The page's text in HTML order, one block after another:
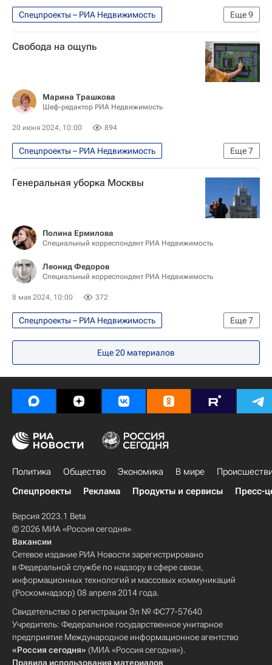
Город: детали – РИА Недвижимость
Большой театр
Садовое кольцо (Москва)
Еще9
Спецпроекты – РИА Недвижимость
Москва Сегодня: мегаполис для жизни
Москва
Городское хозяйство Москвы
Теплоснабжение
МОЭК
Город: детали – РИА Недвижимость
Мосэнерго
Свобода на ощупь
Марина Трашкова
Шеф-редактор РИА Недвижимость
20 июня 2024, 10:00 894
Еще7
Спецпроекты – РИА Недвижимость
Городская среда
Москва
Красноярск
Краснодар
Московский метрополитен
Генеральная уборка Москвы
Полина Ермилова
Специальный корреспондент РИА Недвижимость
Леонид Федоров
Специальный корреспондент РИА Недвижимость
8 мая 2024, 10:00 372
Еще7
Спецпроекты – РИА Недвижимость
Москва Сегодня: мегаполис для жизни
Городское хозяйство Москвы
Комплекс городского хозяйства Москвы
Городская среда
ЖКХ
Благоустройство
Еще20 материалов
Политика Общество Экономика В мире
Спецпроекты
Реклама Продукты и сервисы Пресс-
Версия 2023.1 Beta
© 2026 МИА «Россия сегодня»
Вакансии
Сетевое издание РИА Новости зарегистрировано
в Федеральной службе по надзору в сфере связи,
информационных технологий и массовых коммуникаций
(Роскомнадзор) 08 апреля 2014 года.
Свидетельство о регистрации Эл № ФС77-57640
Учредитель: Федеральное государственное унитарное
предприятие Международное информационное агентство
«Россия сегодня» (МИА «Россия сегодня»).
Правила использования материалов